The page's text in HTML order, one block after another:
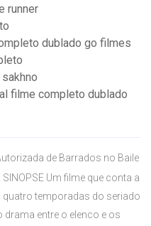
runner
dublado go filmes
filme completo dublado
de Barrados no Baile
Um filme que conta a
temporadas do seriado
entre o elenco e os